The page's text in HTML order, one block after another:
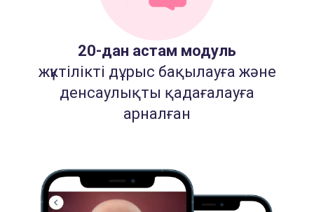
20-дан астам модуль
жүктілікті дұрыс бақылауға және
денсаулықты қадағалауға
арналған